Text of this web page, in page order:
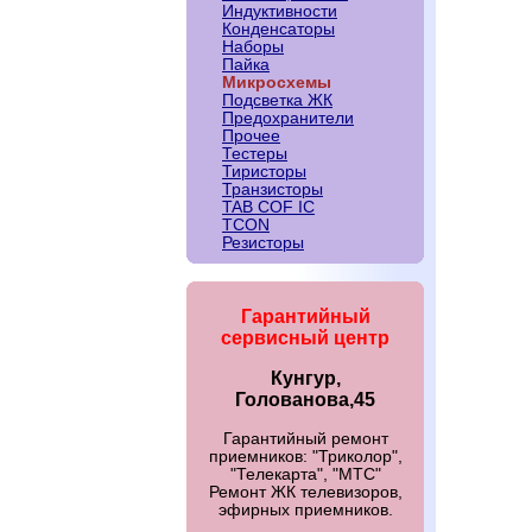
Индуктивности
Конденсаторы
Наборы
Пайка
Микросхемы
Подсветка ЖК
Предохранители
Прочее
Тестеры
Тиристоры
Транзисторы
TAB COF IC
TCON
Резисторы
Гарантийный
сервисный центр
Кунгур,
Голованова,45
Гарантийный ремонт
приемников: "Триколор",
"Телекарта", "МТС"
Ремонт ЖК телевизоров,
эфирных приемников.